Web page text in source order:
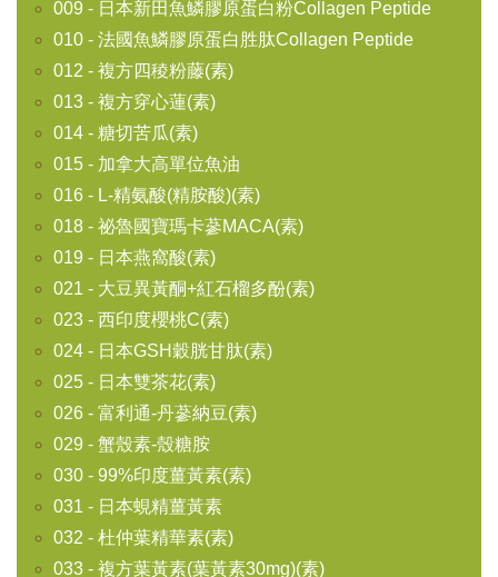
009 - 日本新田魚鱗膠原蛋白粉Collagen Peptide
010 - 法國魚鱗膠原蛋白胜肽Collagen Peptide
012 - 複方四稜粉藤(素)
013 - 複方穿心蓮(素)
014 - 糖切苦瓜(素)
015 - 加拿大高單位魚油
016 - L-精氨酸(精胺酸)(素)
018 - 祕魯國寶瑪卡蔘MACA(素)
019 - 日本燕窩酸(素)
021 - 大豆異黃酮+紅石榴多酚(素)
023 - 西印度櫻桃C(素)
024 - 日本GSH穀胱甘肽(素)
025 - 日本雙茶花(素)
026 - 富利通-丹蔘納豆(素)
029 - 蟹殼素-殼糖胺
030 - 99%印度薑黃素(素)
031 - 日本蜆精薑黃素
032 - 杜仲葉精華素(素)
033 - 複方葉黃素(葉黃素30mg)(素)